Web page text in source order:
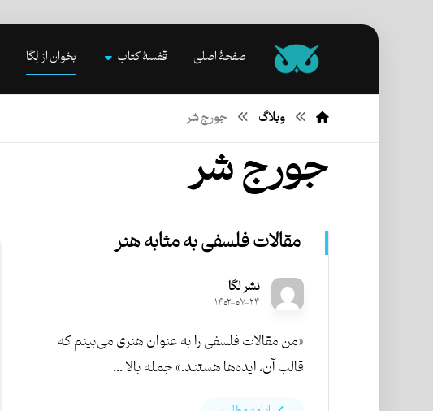
صفحۀ اصلی قفسۀ کتاب بخوان از لِگا
وبلاگ جورج شر
جورج شر
مقالات فلسفی به مثابه هنر
نشر لگا
۱۴۰۲-۰۷-۲۴
«من مقالات فلسفی را به عنوان هنری می‌بینم که
قالب آن‌، ایده‌ها هستند.» جمله‌ بالا ...